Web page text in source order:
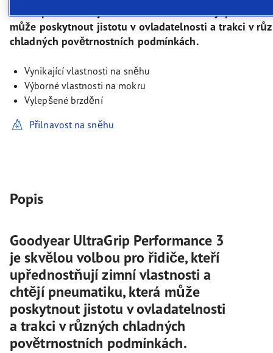
kteří upřednostňují zimní vlastnosti a chtějí
může poskytnout jistotu v ovladatelnosti a trakci v
chladných povětrnostních podmínkách.
Vynikající vlastnosti na sněhu
Výborné vlastnosti na mokru
Vylepšené brzdění
Přilnavost na sněhu
Popis
Goodyear UltraGrip Performance 3
je skvělou volbou pro řidiče, kteří
upřednostňují zimní vlastnosti a
chtějí pneumatiku, která může
poskytnout jistotu v ovladatelnosti
a trakci v různých chladných
povětrnostních podmínkách.